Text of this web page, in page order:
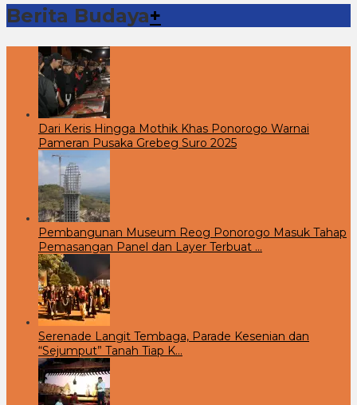
Berita Budaya+
Dari Keris Hingga Mothik Khas Ponorogo Warnai
Pameran Pusaka Grebeg Suro 2025
Pembangunan Museum Reog Ponorogo Masuk Tahap
Pemasangan Panel dan Layer Terbuat …
Serenade Langit Tembaga, Parade Kesenian dan
“Sejumput” Tanah Tiap K…